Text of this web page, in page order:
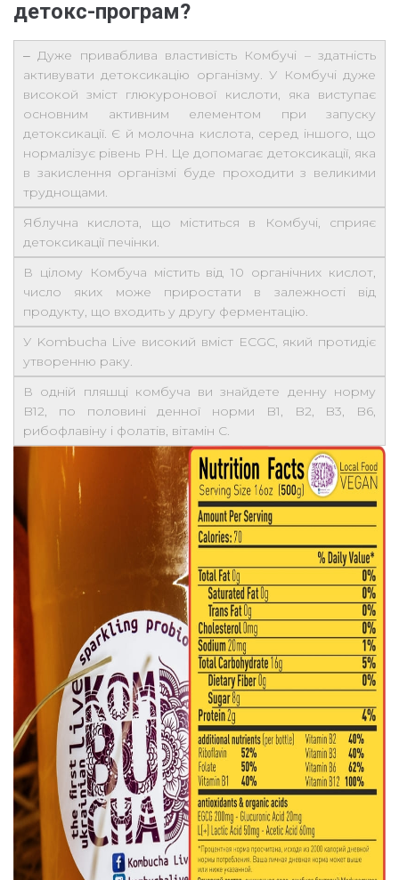
детокс-програм?
‒ Дуже приваблива властивість Комбучі – здатність
активувати детоксикацію організму. У Комбучі дуже
високой зміст глюкуронової кислоти, яка виступає
основним активним елементом при запуску
детоксикації. Є й молочна кислота, серед іншого, що
нормалізує рівень PH. Це допомагає детоксикації, яка
в закислення організмі буде проходити з великими
труднощами.
Яблучна кислота, що міститься в Комбучі, сприяє
детоксикації печінки.
В цілому Комбуча містить від 10 органічних кислот,
число яких може приростати в залежності від
продукту, що входить у другу ферментацію.
У Kombucha Live високий вміст ECGC, який протидіє
утворенню раку.
В одній пляшці комбуча ви знайдете денну норму
B12, по половині денної норми B1, B2, B3, B6,
рибофлавіну і фолатів, вітамін C.